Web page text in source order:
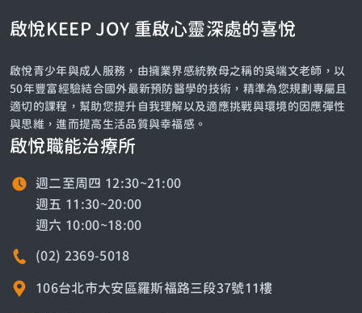
啟悅KEEP JOY 重啟心靈深處的喜悅
啟悅青少年與成人服務，由擁業界感統教母之稱的吳端文老師，以
50年豐富經驗結合國外最新預防醫學的技術，精準為您規劃專屬且
適切的課程，幫助您提升自我理解以及適應挑戰與環境的因應彈性
與思維，進而提高生活品質與幸福感。
啟悅職能治療所
週二至周四 12:30~21:00
週五 11:30~20:00
週六 10:00~18:00
(02) 2369-5018
106台北市大安區羅斯福路三段37號11樓